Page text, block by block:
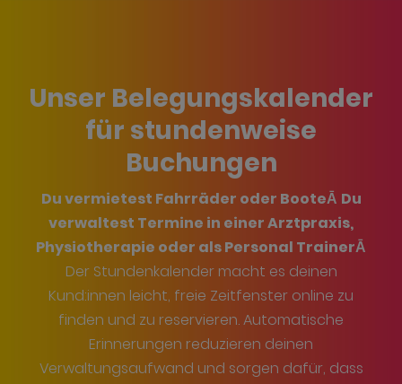
Unser Belegungskalender
für stundenweise
Buchungen
Du vermietest Fahrräder oder BooteĀ Du
verwaltest Termine in einer Arztpraxis,
Physiotherapie oder als Personal TrainerĀ
Der Stundenkalender macht es deinen
Kund:innen leicht, freie Zeitfenster online zu
finden und zu reservieren. Automatische
Erinnerungen reduzieren deinen
Verwaltungsaufwand und sorgen dafür, dass